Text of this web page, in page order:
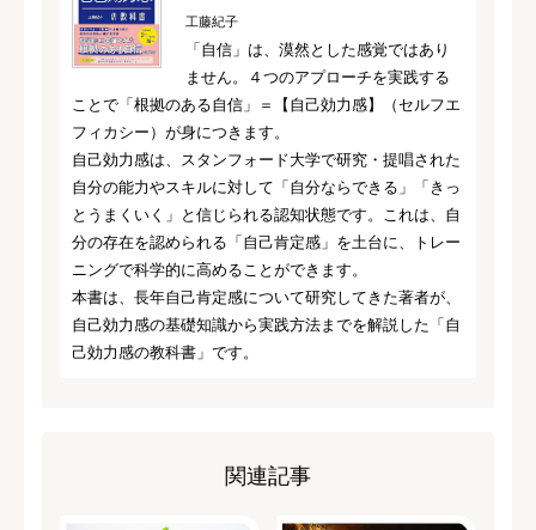
工藤紀子
「自信」は、漠然とした感覚ではあり
ません。４つのアプローチを実践する
ことで「根拠のある自信」＝【自己効力感】（セルフエ
フィカシー）が身につきます。
自己効力感は、スタンフォード大学で研究・提唱された
自分の能力やスキルに対して「自分ならできる」「きっ
とうまくいく」と信じられる認知状態です。これは、自
分の存在を認められる「自己肯定感」を土台に、トレー
ニングで科学的に高めることができます。
本書は、長年自己肯定感について研究してきた著者が、
自己効力感の基礎知識から実践方法までを解説した「自
己効力感の教科書」です。
関連記事